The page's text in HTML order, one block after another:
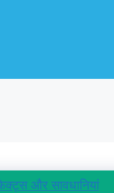
और सावधानियां